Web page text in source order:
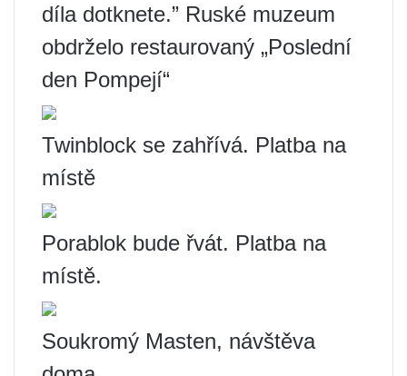
díla dotknete.” Ruské muzeum
obdrželo restaurovaný „Poslední
den Pompejí“
Twinblock se zahřívá. Platba na
místě
Porablok bude řvát. Platba na
místě.
Soukromý Masten, návštěva